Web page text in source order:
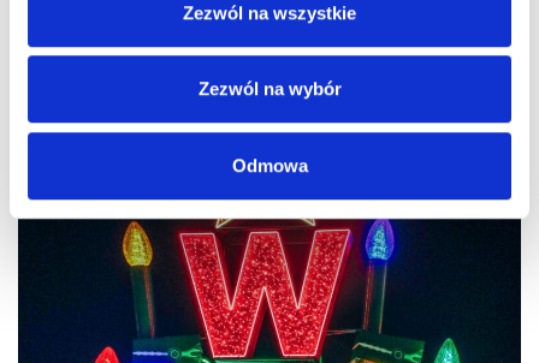
Zezwól na wszystkie
Zezwól na wybór
Odmowa